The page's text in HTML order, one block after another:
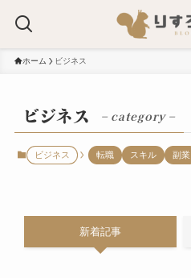
ホーム ビジネス
ビジネス – category –
ビジネス 転職 スキル 副業
新着記事